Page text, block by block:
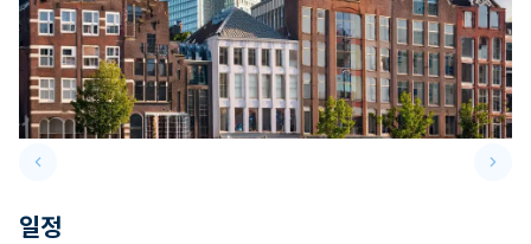
keyboard_arrow_leftPrevious slide keyboard_arrow_right
일정